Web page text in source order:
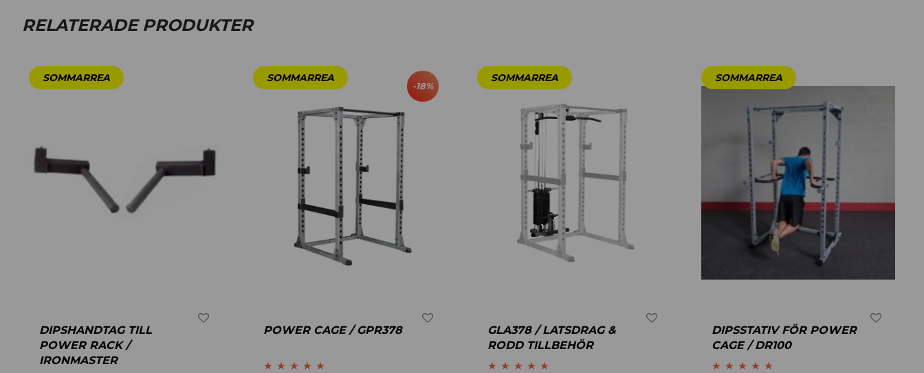
RELATERADE PRODUKTER
DIPSHANDTAG TILL
POWER RACK /
IRONMASTER
-18%
POWER CAGE / GPR378
GLA378 / LATSDRAG &
RODD TILLBEHÖR
DIPSSTATIV FÖR POWER
CAGE / DR100